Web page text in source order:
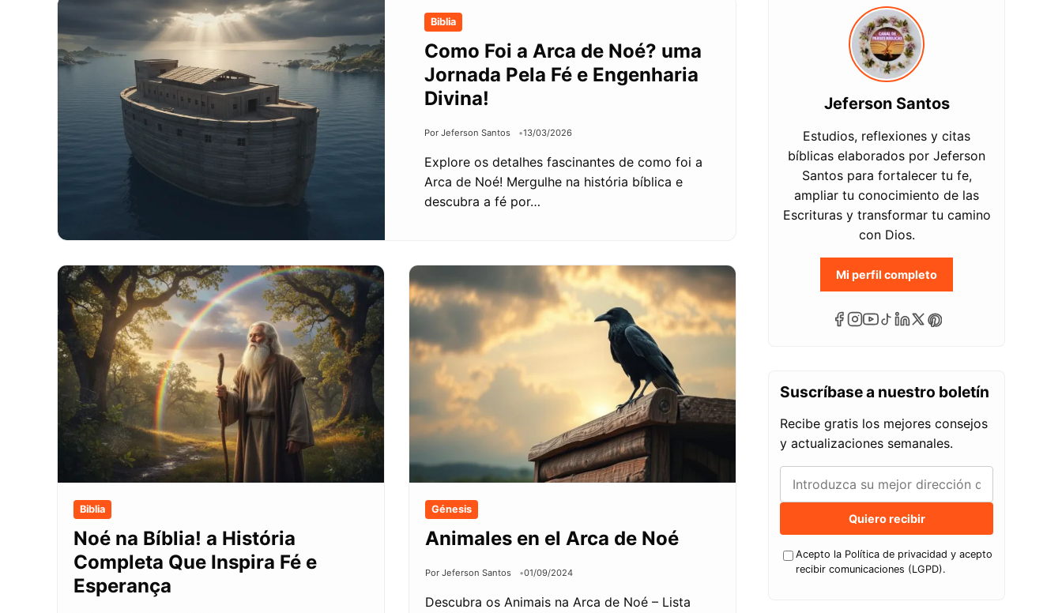
Biblia
Como Foi a Arca de Noé? uma
Jornada Pela Fé e Engenharia
Divina!
Por Jeferson Santos 13/03/2026
Explore os detalhes fascinantes de como foi a
Arca de Noé! Mergulhe na história bíblica e
descubra a fé por…
Biblia
Noé na Bíblia! a História
Completa Que Inspira Fé e
Esperança
Génesis
Animales en el Arca de Noé
Por Jeferson Santos 01/09/2024
Descubra os Animais na Arca de Noé – Lista
Jeferson Santos
Estudios, reflexiones y citas
bíblicas elaborados por Jeferson
Santos para fortalecer tu fe,
ampliar tu conocimiento de las
Escrituras y transformar tu camino
con Dios.
Mi perfil completo
Suscríbase a nuestro boletín
Recibe gratis los mejores consejos
y actualizaciones semanales.
Quiero recibir
Acepto la Política de privacidad y acepto
recibir comunicaciones (LGPD).